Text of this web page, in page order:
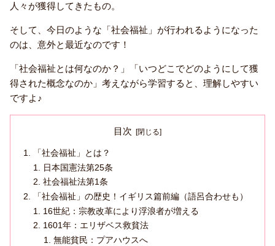
人々が獲得してきたもの。
そして、今日のような「社会福祉」が行われるようになった
のは、意外と最近なのです！
「社会福祉とは何なのか？」「いつどこでどのようにして獲
得された概念なのか」考えながら学習すると、理解しやすい
ですよ♪
目次
「社会福祉」とは？
日本国憲法第25条
社会福祉法第1条
「社会福祉」の歴史！イギリス篇前編（語呂合わせも）
16世紀：宗教改革により浮浪者が増える
1601年：エリザベス救貧法
無能貧民：プアハウスへ